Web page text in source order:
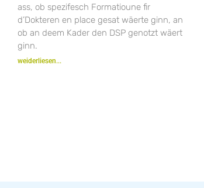
ass, ob spezifesch Formatioune fir
d’Dokteren en place gesat wäerte ginn, an
ob an deem Kader den DSP genotzt wäert
ginn.
weiderliesen...